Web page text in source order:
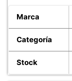
Marca
Categoría
Stock